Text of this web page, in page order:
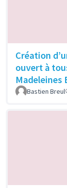
Création
ouvert à
Madeleines
Bastien Breul